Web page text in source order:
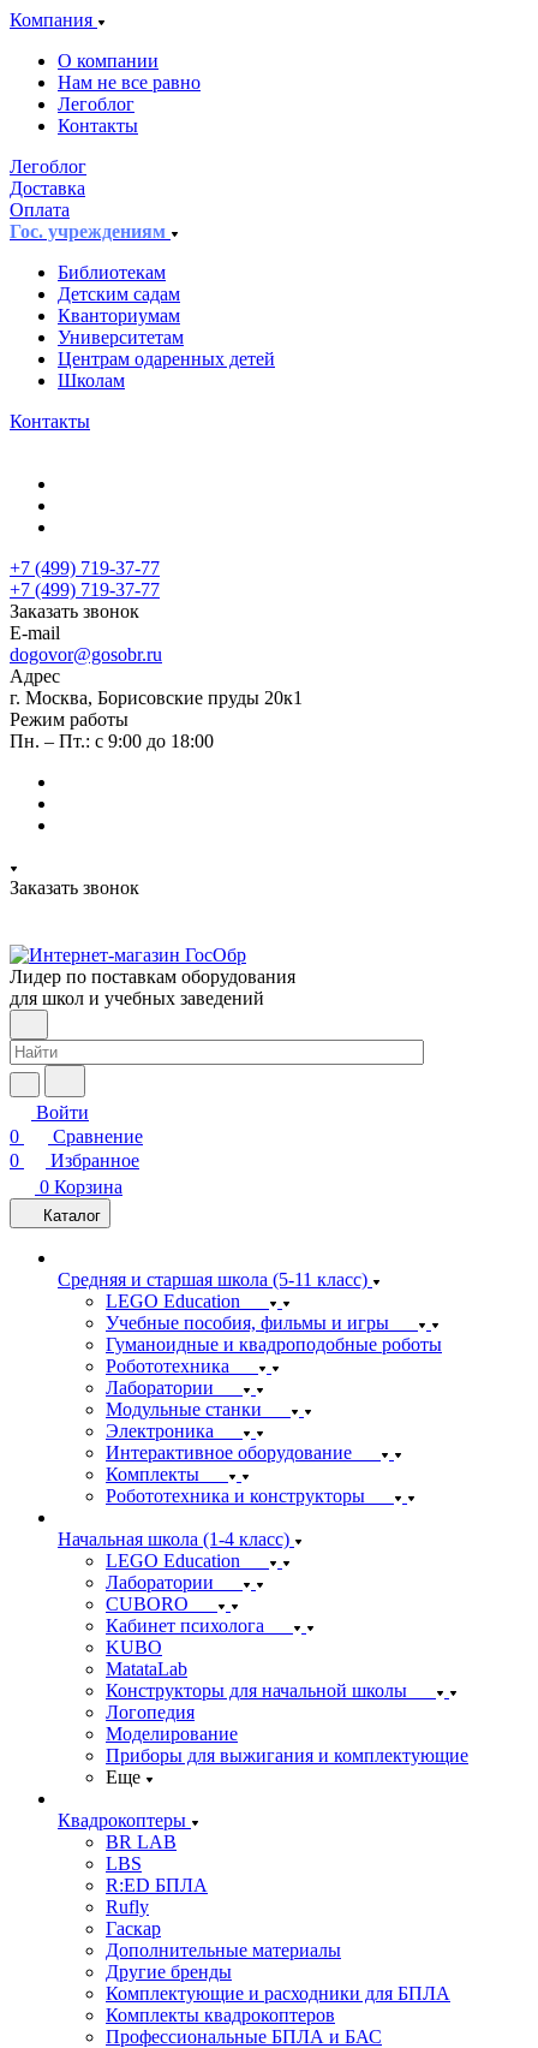
Компания
О компании
Нам не все равно
Легоблог
Контакты
Легоблог
Доставка
Оплата
Гос. учреждениям
Библиотекам
Детским садам
Кванториумам
Университетам
Центрам одаренных детей
Школам
Контакты
+7 (499) 719-37-77
+7 (499) 719-37-77
Заказать звонок
E-mail
dogovor@gosobr.ru
Адрес
г. Москва, Борисовские пруды 20к1
Режим работы
Пн. – Пт.: с 9:00 до 18:00
Заказать звонок
Лидер по поставкам оборудования
для школ и учебных заведений
Войти
0
Сравнение
0
Избранное
0 Корзина
Каталог
Средняя и старшая школа (5-11 класс)
LEGO Education
Учебные пособия, фильмы и игры
Гуманоидные и квадроподобные роботы
Робототехника
Лаборатории
Модульные станки
Электроника
Интерактивное оборудование
Комплекты
Робототехника и конструкторы
Начальная школа (1-4 класс)
LEGO Education
Лаборатории
CUBORO
Кабинет психолога
KUBO
MatataLab
Конструкторы для начальной школы
Логопедия
Моделирование
Приборы для выжигания и комплектующие
Еще
Квадрокоптеры
BR LAB
LBS
R:ED БПЛА
Rufly
Гаскар
Дополнительные материалы
Другие бренды
Комплектующие и расходники для БПЛА
Комплекты квадрокоптеров
Профессиональные БПЛА и БАС